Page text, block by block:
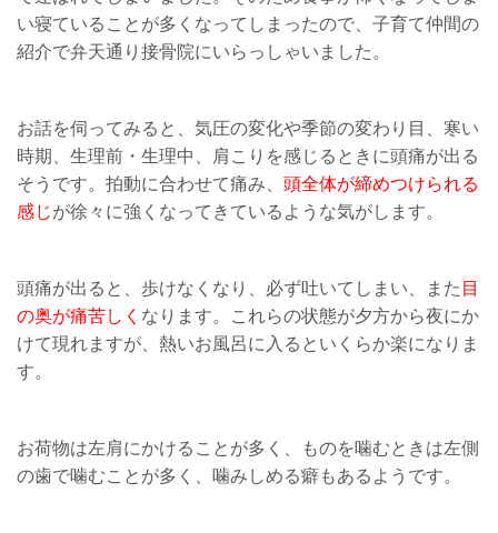
い寝ていることが多くなってしまったので、子育て仲間の
紹介で弁天通り接骨院にいらっしゃいました。
お話を伺ってみると、気圧の変化や季節の変わり目、寒い
時期、生理前・生理中、肩こりを感じるときに頭痛が出る
そうです。拍動に合わせて痛み、 頭全体が締めつけられる
感じが徐々に強くなってきているような気がします。
頭痛が出ると、歩けなくなり、必ず吐いてしまい、また 目
の奥が痛苦しく なります。これらの状態が夕方から夜にか
けて現れますが、熱いお風呂に入るといくらか楽になりま
す。
お荷物は左肩にかけることが多く、ものを噛むときは左側
の歯で噛むことが多く、噛みしめる癖もあるようです。